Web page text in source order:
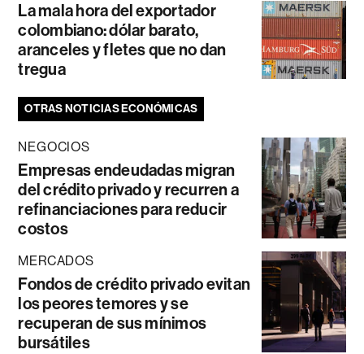
La mala hora del exportador
colombiano: dólar barato,
aranceles y fletes que no dan
tregua
OTRAS NOTICIAS ECONÓMICAS
NEGOCIOS
Empresas endeudadas migran
del crédito privado y recurren a
refinanciaciones para reducir
costos
MERCADOS
Fondos de crédito privado evitan
los peores temores y se
recuperan de sus mínimos
bursátiles